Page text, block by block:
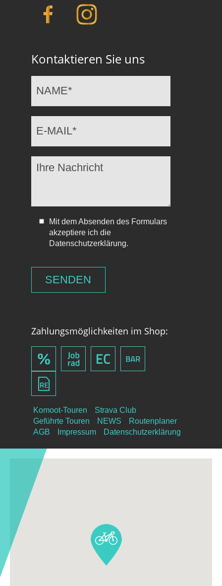
Kontaktieren Sie uns
Mit dem Absenden des Formulars
akzeptiere ich die
Datenschutzerklärung.
Zahlungsmöglichkeiten im Shop:
Komoot-Touren
Strava Club
Geführte Touren
NEWS
Routenplaner
AGB
Impressum Datenschutzerklärung